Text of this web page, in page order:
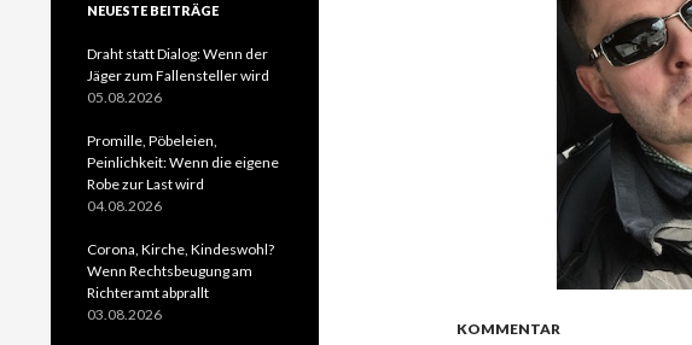
KOMMENTAR
NEUESTE BEITRÄGE
Draht statt Dialog: Wenn der
Jäger zum Fallensteller wird
05.08.2026
Promille, Pöbeleien,
Peinlichkeit: Wenn die eigene
Robe zur Last wird
04.08.2026
Corona, Kirche, Kindeswohl?
Wenn Rechtsbeugung am
Richteramt abprallt
03.08.2026